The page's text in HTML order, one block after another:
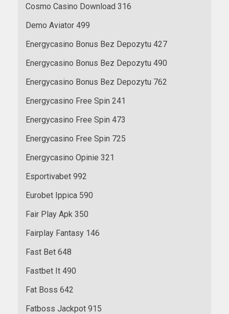
Cosmo Casino Download 316
Demo Aviator 499
Energycasino Bonus Bez Depozytu 427
Energycasino Bonus Bez Depozytu 490
Energycasino Bonus Bez Depozytu 762
Energycasino Free Spin 241
Energycasino Free Spin 473
Energycasino Free Spin 725
Energycasino Opinie 321
Esportivabet 992
Eurobet Ippica 590
Fair Play Apk 350
Fairplay Fantasy 146
Fast Bet 648
Fastbet It 490
Fat Boss 642
Fatboss Jackpot 915